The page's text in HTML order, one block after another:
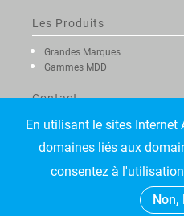
Les Produits
Grandes Marques
Gammes MDD
Contact
©2021 Adisco. Tous droits
En utilisant le sites Internet
domaines liés aux
consentez à
Non,